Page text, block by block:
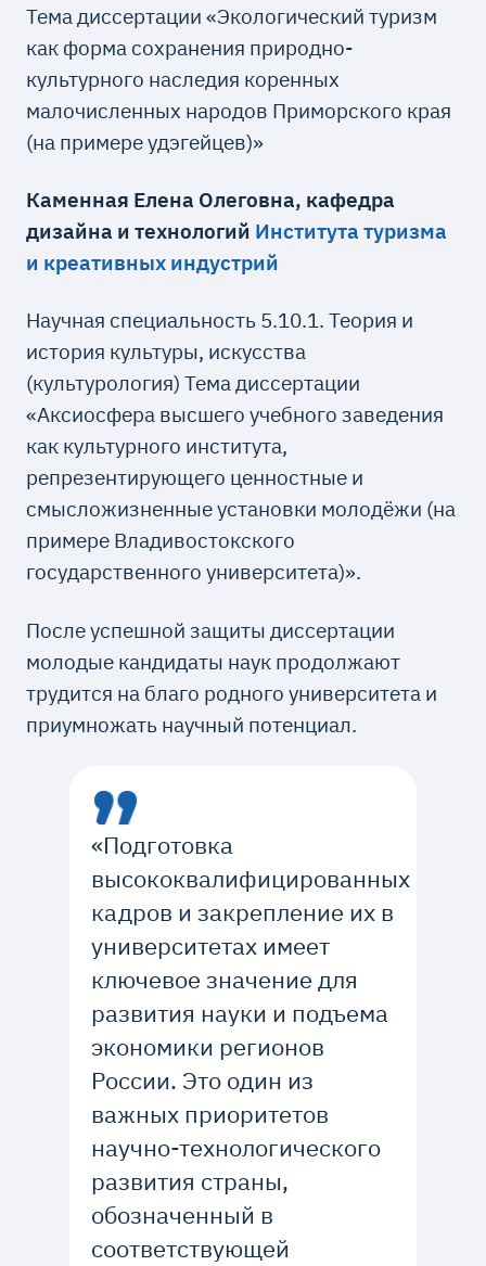
Тема диссертации «Экологический туризм
как форма сохранения природно-
культурного наследия коренных
малочисленных народов Приморского края
(на примере удэгейцев)»
Каменная Елена Олеговна, кафедра
дизайна и технологий Института туризма
и креативных индустрий
Научная специальность 5.10.1. Теория и
история культуры, искусства
(культурология) Тема диссертации
«Аксиосфера высшего учебного заведения
как культурного института,
репрезентирующего ценностные и
смысложизненные установки молодёжи (на
примере Владивостокского
государственного университета)».
После успешной защиты диссертации
молодые кандидаты наук продолжают
трудится на благо родного университета и
приумножать научный потенциал.
«Подготовка
высококвалифицированных
кадров и закрепление их в
университетах имеет
ключевое значение для
развития науки и подъема
экономики регионов
России. Это один из
важных приоритетов
научно-технологического
развития страны,
обозначенный в
соответствующей